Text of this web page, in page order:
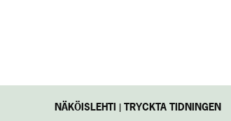
NÄKÖISLEHTI | TRYCKTA TIDNINGEN